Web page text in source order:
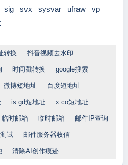
sig svx sysvar ufraw
vp
转换 抖音视频去水印
时间戳转换 google搜索
微博短地址 百度短地址
is.gd短地址 x.co短地址
临时邮箱 临时邮箱 邮件IP查询
试 邮件服务器收信
清除AI创作痕迹